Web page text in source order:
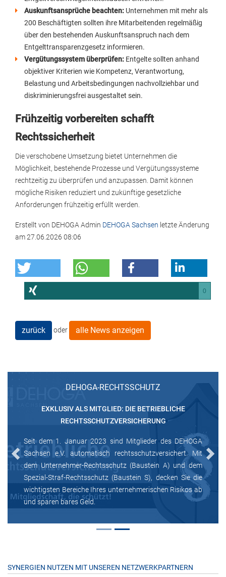
Auskunftsansprüche beachten: Unternehmen mit mehr als
200 Beschäftigten sollten ihre Mitarbeitenden regelmäßig
über den bestehenden Auskunftsanspruch nach dem
Entgelttransparenzgesetz informieren.
Vergütungssystem überprüfen: Entgelte sollten anhand
objektiver Kriterien wie Kompetenz, Verantwortung,
Belastung und Arbeitsbedingungen nachvollziehbar und
diskriminierungsfrei ausgestaltet sein.
Frühzeitig vorbereiten schafft
Rechtssicherheit
Die verschobene Umsetzung bietet Unternehmen die
Möglichkeit, bestehende Prozesse und Vergütungssysteme
rechtzeitig zu überprüfen und anzupassen. Damit können
mögliche Risiken reduziert und zukünftige gesetzliche
Anforderungen frühzeitig erfüllt werden.
Erstellt von DEHOGA Admin DEHOGA Sachsen letzte Änderung
am27.06.2026 08:06
0
zurück oder alle News anzeigen
DEHOGA-RECHTSSCHUTZ
EXKLUSIV ALS MITGLIED: DIE BETRIEBLICHE
RECHTSSCHUTZVERSICHERUNG
Seit dem 1. Januar 2023 sind Mitglieder des DEHOGA
Sachsen e.V. automatisch rechtsschutzversichert. Mit
dem Unternehmer-Rechtsschutz (Baustein A) und dem
Spezial-Straf-Rechtsschutz (Baustein S), decken Sie die
wichtigsten Bereiche Ihres unternehmerischen Risikos ab
und sparen bares Geld.
Previous Next
SYNERGIEN NUTZEN MIT UNSEREN NETZWERKPARTNERN